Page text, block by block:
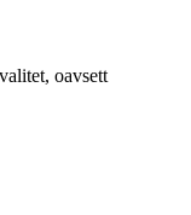
oavsett